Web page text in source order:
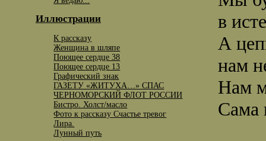
Иллюстрации
К рассказу
Женщина в шляпе
Поющее сердце 38
Поющее сердце 13
Графический знак
ГАЗЕТУ «ЖИТУХА…» СПАС
ЧЕРНОМОРСКИЙ ФЛОТ РОССИИ
Бистро. Холст/масло
Фото к рассказу Счастье тревог
Лира.
Лунный путь
в
А
нам
Нам
Сама